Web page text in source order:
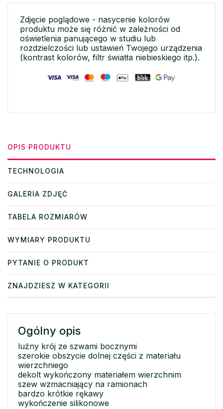
Zdjęcie poglądowe - nasycenie kolorów
produktu może się różnić w zależności od
oświetlenia panującego w studiu lub
rozdzielczości lub ustawień Twojego urządzenia
(kontrast kolorów, filtr światła niebieskiego itp.).
OPIS PRODUKTU
TECHNOLOGIA
GALERIA ZDJĘĆ
TABELA ROZMIARÓW
WYMIARY PRODUKTU
PYTANIE O PRODUKT
ZNAJDZIESZ W KATEGORII
Ogólny opis
luźny krój ze szwami bocznymi
szerokie obszycie dolnej części z materiału
wierzchniego
dekolt wykończony materiałem wierzchnim
szew wzmacniający na ramionach
bardzo krótkie rękawy
wykończenie silikonowe